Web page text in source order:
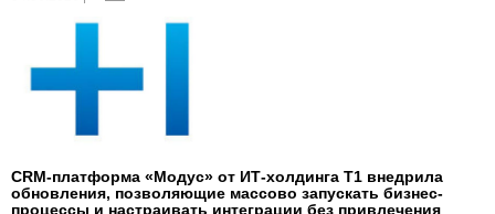
CRM-платформа «Модус» от ИТ-холдинга Т1 внедрила
обновления, позволяющие массово запускать бизнес-
процессы и настраивать интеграции без привлечения